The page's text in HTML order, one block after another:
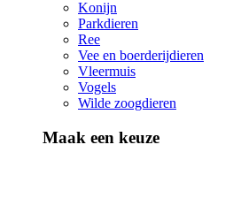
Konijn
Parkdieren
Ree
Vee en boerderijdieren
Vleermuis
Vogels
Wilde zoogdieren
Maak een keuze